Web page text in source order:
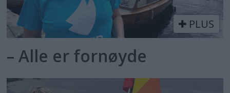
PLUS
– Alle er fornøyde